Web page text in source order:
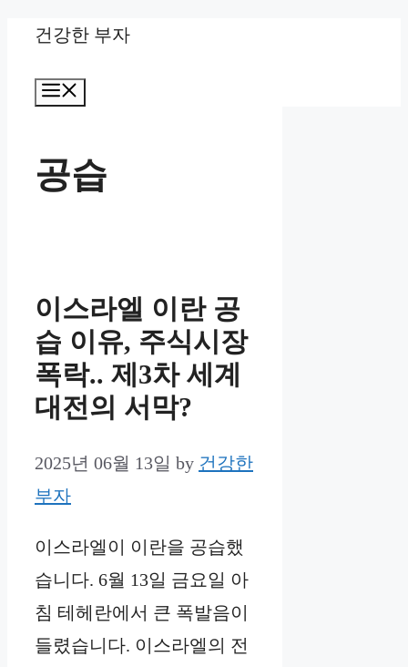
Skip
content
건강한 부자
공습
이스라엘 이란 공
습 이유, 주식시장
폭락.. 제3차 세계
대전의 서막?
2025년 06월 13일 by 건강한
부자
이스라엘이 이란을 공습했
습니다. 6월 13일 금요일 아
침 테헤란에서 큰 폭발음이
들렸습니다. 이스라엘의 전